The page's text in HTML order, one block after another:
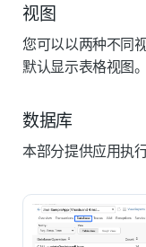
视图
您可以以两种不同
默认显示表格视图。
数据库
本部分提供应用执